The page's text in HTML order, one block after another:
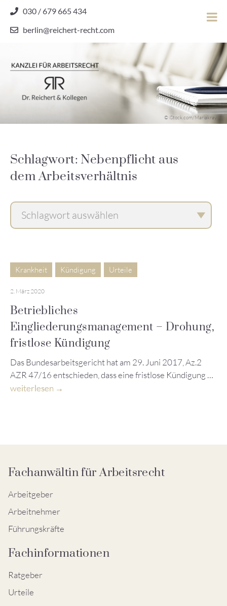
content
030 / 679 665 434
berlin@reichert-recht.com
Dr.
Reichert
Arbeitsrecht
© iStock.com/Mariakray
Schlagwort: Nebenpflicht aus
dem Arbeitsverhältnis
Krankheit Kündigung Urteile
2. März 2020
Betriebliches
Eingliederungsmanagement – Drohung,
fristlose Kündigung
Das Bundesarbeitsgericht hat am 29. Juni 2017, Az.2
AZR 47/16 entschieden, dass eine fristlose Kündigung …
weiterlesen
Fachanwältin für Arbeitsrecht
Arbeitgeber
Arbeitnehmer
Führungskräfte
Fachinformationen
Ratgeber
Urteile